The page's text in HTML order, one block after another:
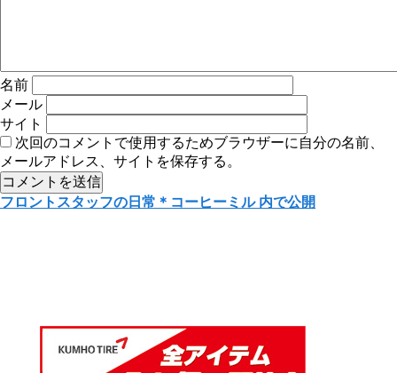
名前
メール
サイト
次回のコメントで使用するためブラウザーに自分の名前、
メールアドレス、サイトを保存する。
投
フロントスタッフの日常＊コーヒーミル 内で公開